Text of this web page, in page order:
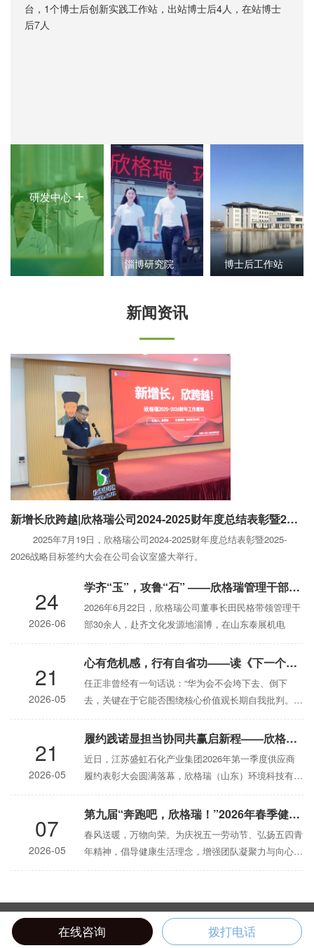
台，1个博士后创新实践工作站，出站博士后4人，在站博士
后7人
研发中心+
淄博研究院
+
博士后工作站
新闻资讯
新增长欣跨越|欣格瑞公司2024-2025财年度总结表彰暨2025-2026 战略目标签约大会圆满举行
2025年7月19日，欣格瑞公司2024-2025财年度总结表彰暨2025-
2026战略目标签约大会在公司会议室盛大举行。
24
2026-06
学齐“玉”，攻鲁“石” ——欣格瑞管理干部走进泰展机电研学交流
2026年6月22日，欣格瑞公司董事长田民格带领管理干
部30余人，赴齐文化发源地淄博，在山东泰展机电
21
2026-05
心有危机感，行有自省功——读《下一个倒下的会不会是华为》有感
任正非曾经有一句话说：“华为会不会垮下去、倒下
去，关键在于它能否围绕核心价值观长期自我批判。”
初看觉
21
2026-05
履约践诺显担当协同共赢启新程——欣格瑞获盛虹石化供应商合同履约通报表扬
近日，江苏盛虹石化产业集团2026年第一季度供应商
履约表彰大会圆满落幕，欣格瑞（山东）环境科技有限
公
07
2026-05
第九届“奔跑吧，欣格瑞！”2026年春季健身活动（太白湖站）圆满举行
春风送暖，万物向荣。为庆祝五一劳动节、弘扬五四青
年精神，倡导健康生活理念，增强团队凝聚力与向心
力，5
版权所有 2019欣格瑞（山东）环境科技有限公司鲁ICP备09087608号
在线咨询 拨打电话